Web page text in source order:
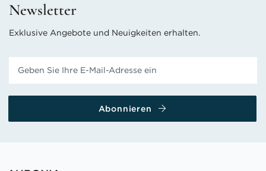
Newsletter
Exklusive Angebote und Neuigkeiten erhalten.
Abonnieren